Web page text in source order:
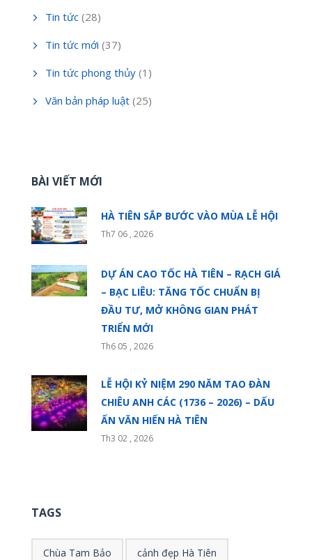
Tin tức (28)
Tin tức mới (37)
Tin tức phong thủy (1)
Văn bản pháp luật (25)
BÀI VIẾT MỚI
HÀ TIÊN SẮP BƯỚC VÀO MÙA LỄ HỘI
Th7 06 , 2026
DỰ ÁN CAO TỐC HÀ TIÊN – RẠCH GIÁ
– BẠC LIÊU: TĂNG TỐC CHUẨN BỊ
ĐẦU TƯ, MỞ KHÔNG GIAN PHÁT
TRIỂN MỚI
Th6 05 , 2026
LỄ HỘI KỶ NIỆM 290 NĂM TAO ĐÀN
CHIÊU ANH CÁC (1736 – 2026) – DẤU
ẤN VĂN HIẾN HÀ TIÊN
Th3 02 , 2026
TAGS
Chùa Tam Bảo cảnh đẹp Hà Tiên